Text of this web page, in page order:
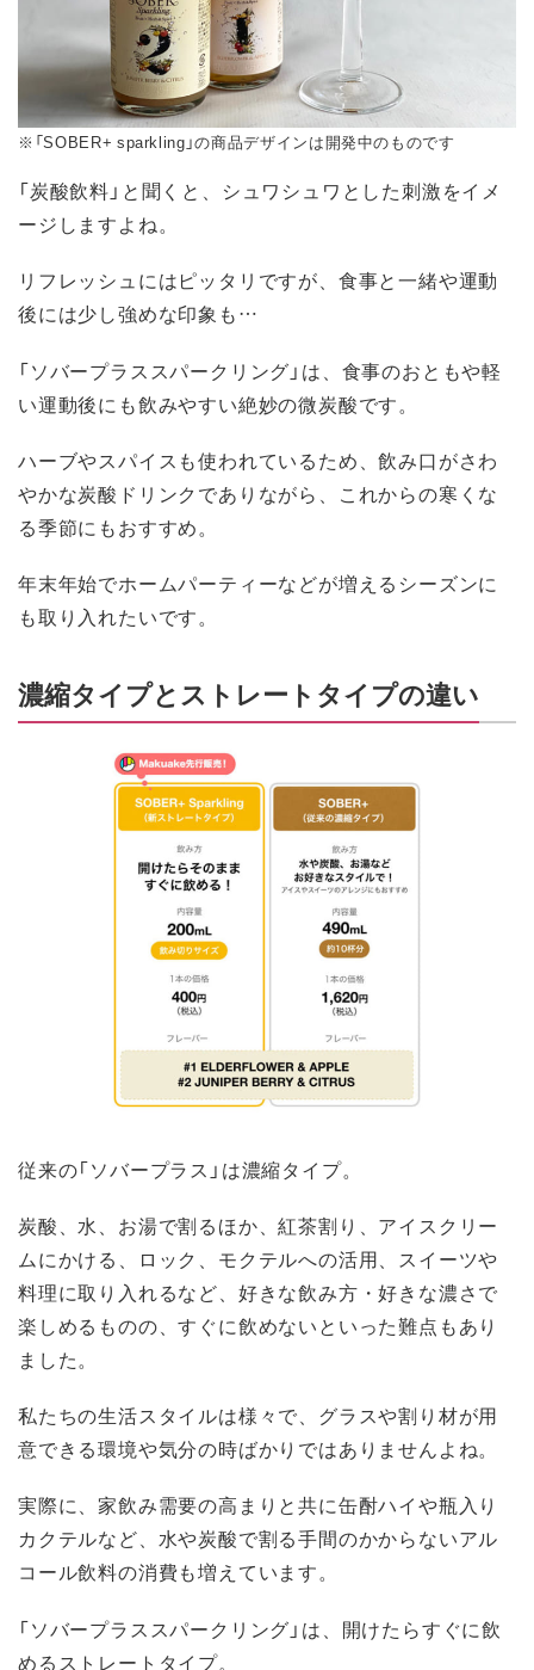
※「SOBER+ sparkling」の商品デザインは開発中のものです
「炭酸飲料」と聞くと、シュワシュワとした刺激をイメ
ージしますよね。
リフレッシュにはピッタリですが、食事と一緒や運動
後には少し強めな印象も…
「ソバープラススパークリング」は、食事のおともや軽
い運動後にも飲みやすい絶妙の微炭酸です。
ハーブやスパイスも使われているため、飲み口がさわ
やかな炭酸ドリンクでありながら、これからの寒くな
る季節にもおすすめ。
年末年始でホームパーティーなどが増えるシーズンに
も取り入れたいです。
濃縮タイプとストレートタイプの違い
従来の「ソバープラス」は濃縮タイプ。
炭酸、水、お湯で割るほか、紅茶割り、アイスクリー
ムにかける、ロック、モクテルへの活用、スイーツや
料理に取り入れるなど、好きな飲み方・好きな濃さで
楽しめるものの、すぐに飲めないといった難点もあり
ました。
私たちの生活スタイルは様々で、グラスや割り材が用
意できる環境や気分の時ばかりではありませんよね。
実際に、家飲み需要の高まりと共に缶酎ハイや瓶入り
カクテルなど、水や炭酸で割る手間のかからないアル
コール飲料の消費も増えています。
「ソバープラススパークリング」は、開けたらすぐに飲
めるストレートタイプ。